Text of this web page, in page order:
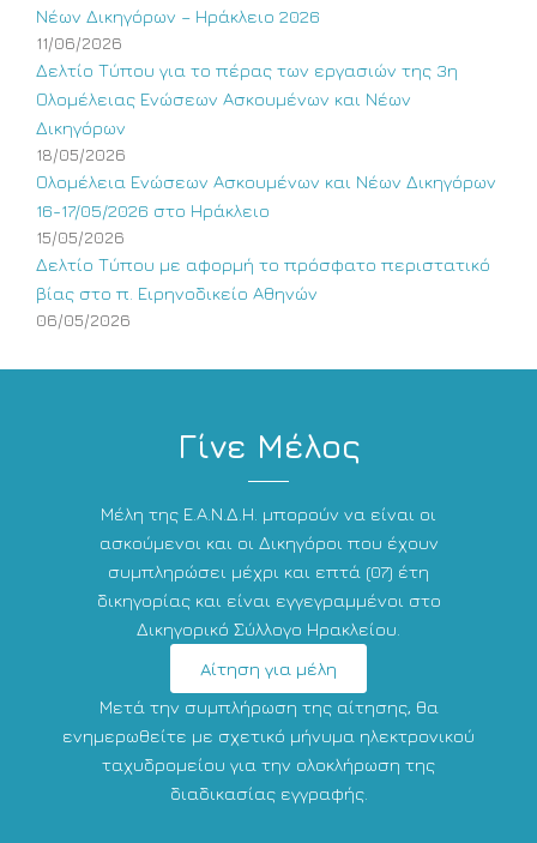
Νέων Δικηγόρων – Ηράκλειο 2026
11/06/2026
Δελτίο Τύπου για το πέρας των εργασιών της 3η
Ολομέλειας Ενώσεων Ασκουμένων και Νέων
Δικηγόρων
18/05/2026
Ολομέλεια Ενώσεων Ασκουμένων και Νέων Δικηγόρων
16-17/05/2026 στο Ηράκλειο
15/05/2026
Δελτίο Τύπου με αφορμή το πρόσφατο περιστατικό
βίας στο π. Ειρηνοδικείο Αθηνών
06/05/2026
Γίνε Μέλος
Μέλη της Ε.Α.Ν.Δ.Η. μπορούν να είναι οι
ασκούμενοι και οι Δικηγόροι που έχουν
συμπληρώσει μέχρι και επτά (07) έτη
δικηγορίας και είναι εγγεγραμμένοι στο
Δικηγορικό Σύλλογο Ηρακλείου.
Αίτηση για μέλη
Μετά την συμπλήρωση της αίτησης, θα
ενημερωθείτε με σχετικό μήνυμα ηλεκτρονικού
ταχυδρομείου για την ολοκλήρωση της
διαδικασίας εγγραφής.